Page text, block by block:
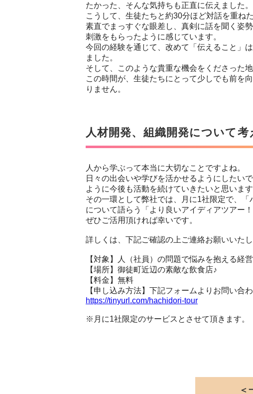
たかった、そんな気持ちも正直に伝えました。
こうして、生徒たちと約30分ほど対話を重ね
素直でまっすぐな眼差し、真剣に話を聞く姿
刺激をもらったように感じています。
今回の経験を通じて、改めて「伝えること」
ました。
そして、このような貴重な機会をくださった
この時間が、生徒たちにとって少しでも前を
りません。
人材開発、組織開発について考
人から学ぶって本当に大切なことですよね。
日々の出会いや学びを活かせるようにしたい
ように今後も活動を続けていきたいと思います
その一環として弊社では、月に1社限定で、
について語らう「より良いアイディアツアー
ぜひご活用頂ければ幸いです。
詳しくは、下記ご確認の上ご連絡お願いいたし
【対象】人（社員）の問題で悩みを抱える経
【場所】御徒町近辺の素敵な飲食店♪
【料金】無料
【申し込み方法】下記フォームよりお問い合わ
https://tinyurl.com/hachidori-tour
※月に1社限定のサービスとさせて頂きます。
＜